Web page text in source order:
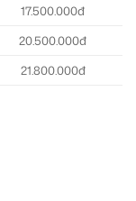
17.500.000đ
20.500.000đ
21.800.000đ